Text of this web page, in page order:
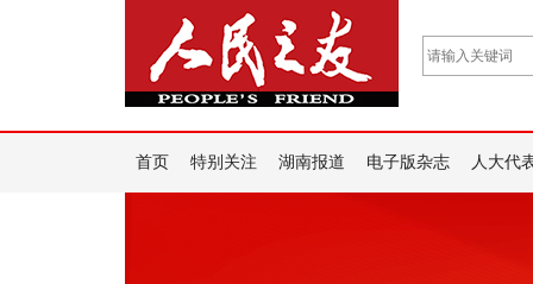
首页 特别关注 湖南报道 电子版杂志 人大代